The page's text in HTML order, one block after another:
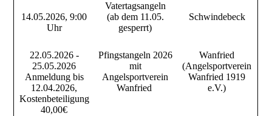
14.05.2026, 9:00
Uhr
Vatertagsangeln
(ab dem 11.05.
gesperrt)
Schwindebeck
22.05.2026 -
25.05.2026
Anmeldung bis
12.04.2026,
Kostenbeteiligung
40,00€
Pfingstangeln 2026
mit
Angelsportverein
Wanfried
Wanfried
(Angelsportverein
Wanfried 1919
e.V.)